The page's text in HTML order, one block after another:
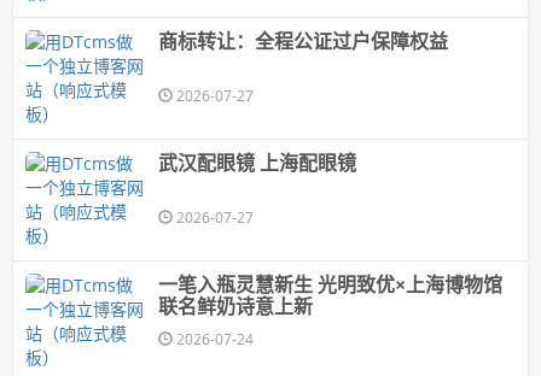
商标转让：全程公证过户保障权益
2026-07-27
武汉配眼镜 上海配眼镜
2026-07-27
一笔入瓶灵慧新生 光明致优×上海博物馆
联名鲜奶诗意上新
2026-07-24